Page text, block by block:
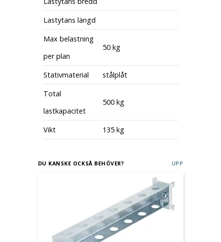
Lastytans längd
Max belastning
per plan
50 kg
Stativmaterial
stålplåt
Total
lastkapacitet
500 kg
Vikt 135 kg
DU KANSKE OCKSÅ BEHÖVER? UPP